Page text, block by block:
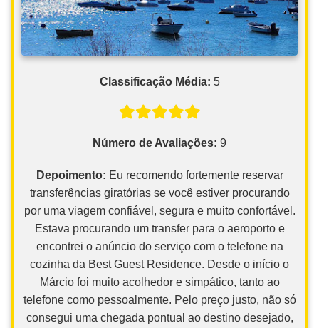
Classificação Média: 5
Número de Avaliações: 9
Depoimento: Eu recomendo fortemente reservar
transferências giratórias se você estiver procurando
por uma viagem confiável, segura e muito confortável.
Estava procurando um transfer para o aeroporto e
encontrei o anúncio do serviço com o telefone na
cozinha da Best Guest Residence. Desde o início o
Márcio foi muito acolhedor e simpático, tanto ao
telefone como pessoalmente. Pelo preço justo, não só
consegui uma chegada pontual ao destino desejado,